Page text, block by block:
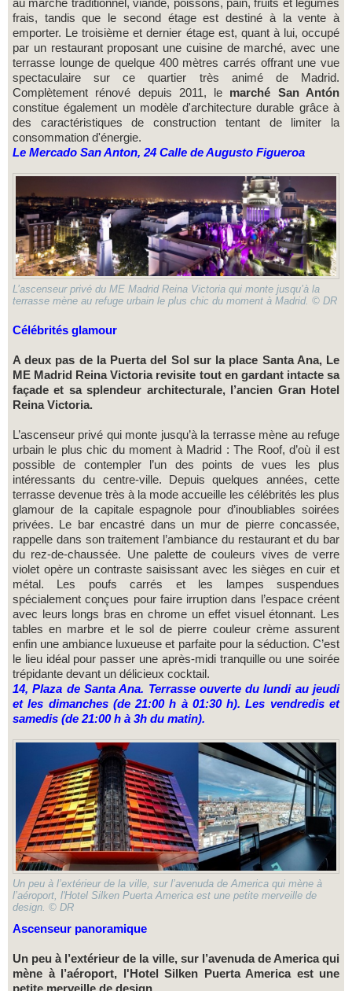
frais, tandis que le second étage est destiné à la vente à
emporter. Le troisième et dernier étage est, quant à lui, occupé
par un restaurant proposant une cuisine de marché, avec une
terrasse lounge de quelque 400 mètres carrés offrant une vue
spectaculaire sur ce quartier très animé de Madrid.
Complètement rénové depuis 2011, le marché San Antón
constitue également un modèle d'architecture durable grâce à
des caractéristiques de construction tentant de limiter la
consommation d'énergie.
Le Mercado San Anton, 24 Calle de Augusto Figueroa
L’ascenseur privé du ME Madrid Reina Victoria qui monte jusqu’à la
terrasse mène au refuge urbain le plus chic du moment à Madrid. © DR
Célébrités glamour
A deux pas de la Puerta del Sol sur la place Santa Ana, Le
ME Madrid Reina Victoria revisite tout en gardant intacte sa
façade et sa splendeur architecturale, l’ancien Gran Hotel
Reina Victoria.
L’ascenseur privé qui monte jusqu’à la terrasse mène au refuge
urbain le plus chic du moment à Madrid : The Roof, d’où il est
possible de contempler l’un des points de vues les plus
intéressants du centre-ville. Depuis quelques années, cette
terrasse devenue très à la mode accueille les célébrités les plus
glamour de la capitale espagnole pour d’inoubliables soirées
privées. Le bar encastré dans un mur de pierre concassée,
rappelle dans son traitement l’ambiance du restaurant et du bar
du rez-de-chaussée. Une palette de couleurs vives de verre
violet opère un contraste saisissant avec les sièges en cuir et
métal. Les poufs carrés et les lampes suspendues
spécialement conçues pour faire irruption dans l’espace créent
avec leurs longs bras en chrome un effet visuel étonnant. Les
tables en marbre et le sol de pierre couleur crème assurent
enfin une ambiance luxueuse et parfaite pour la séduction. C’est
le lieu idéal pour passer une après-midi tranquille ou une soirée
trépidante devant un délicieux cocktail.
14, Plaza de Santa Ana. Terrasse ouverte du lundi au jeudi
et les dimanches (de 21:00 h à 01:30 h). Les vendredis et
samedis (de 21:00 h à 3h du matin).
Un peu à l’extérieur de la ville, sur l’avenuda de America qui mène à
l’aéroport, l'Hotel Silken Puerta America est une petite merveille de
design. © DR
Ascenseur panoramique
Un peu à l’extérieur de la ville, sur l’avenuda de America qui
mène à l’aéroport, l'Hotel Silken Puerta America est une